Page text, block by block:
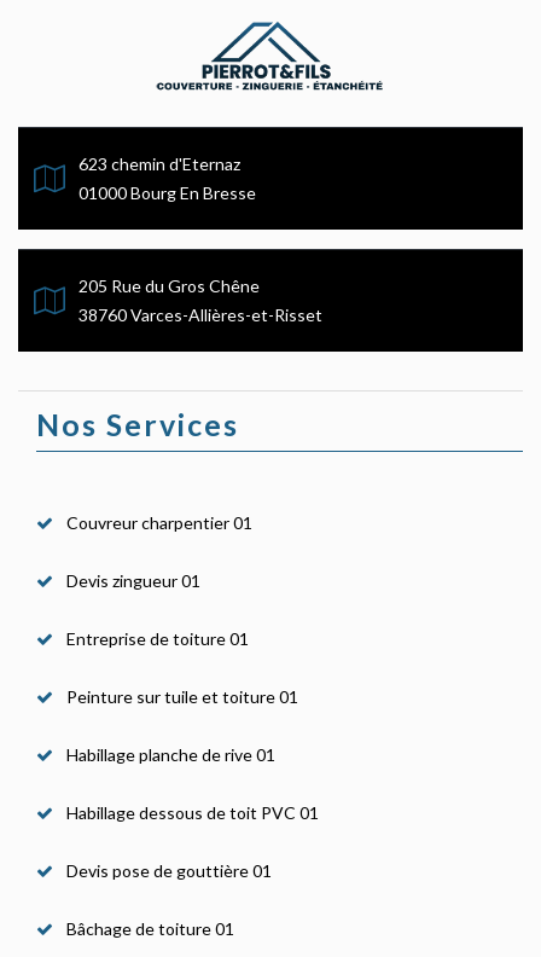
623 chemin d'Eternaz
01000 Bourg En Bresse
205 Rue du Gros Chêne
38760 Varces-Allières-et-Risset
Nos Services
Couvreur charpentier 01
Devis zingueur 01
Entreprise de toiture 01
Peinture sur tuile et toiture 01
Habillage planche de rive 01
Habillage dessous de toit PVC 01
Devis pose de gouttière 01
Bâchage de toiture 01